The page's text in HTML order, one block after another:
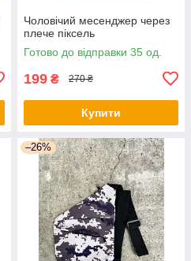
Чоловічий месенджер через
плече піксель
Готово до відправки 35 од.
199 ₴ 270 ₴
Купити
–26%